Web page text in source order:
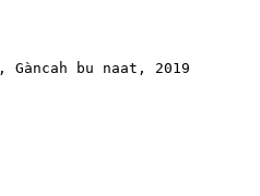
, Gàncah bu naat, 2019